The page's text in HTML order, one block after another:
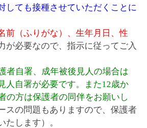
しても接種させていただくことに
前（ふりがな）、生年月日、性
が必要なので、指示に従ってご入
者自署、成年被後見人の場合は
人自署が必要です。また12歳か
の方は保護者の同伴をお願いし
スの問題もありますので、保護者
たします）。